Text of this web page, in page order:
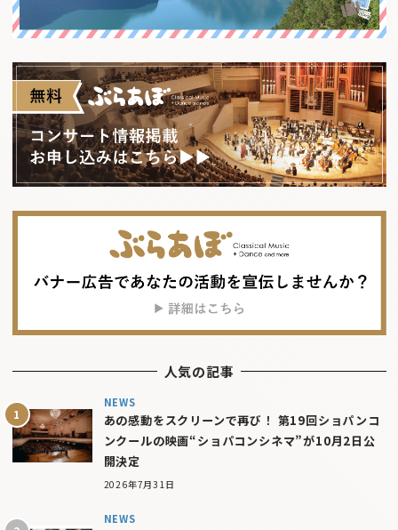
人気の記事
NEWS
あの感動をスクリーンで再び！ 第19回ショパンコ
ンクールの映画“ショパコンシネマ”が10月2日公
開決定
2026年7月31日
NEWS